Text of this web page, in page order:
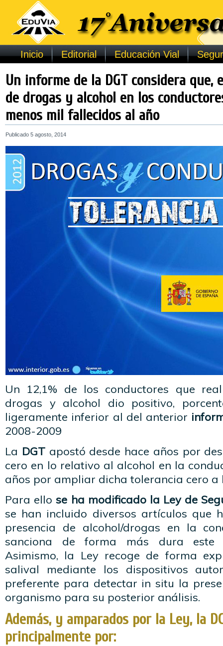
Inicio Editorial Educación Vial
Un informe de la DGT considera que,
de drogas y alcohol en los
menos mil fallecidos al año
Publicado 5 agosto, 2014
Un 12,1% de los conductores que
drogas y alcohol dio positivo,
ligeramente inferior al del anterior
2008-2009
La DGT apostó desde hace años por
cero en lo relativo al alcohol en la
años por ampliar dicha tolerancia cero a
Para ellose ha modificado la Ley de
se han incluido diversos artículos que
presencia de alcohol/drogas en la
sanciona de forma más dura este
Asimismo, la Ley recoge de forma
salival mediante los dispositivos
preferente para detectar in situ la
organismo para su posterior análisis.
Además, y amparados por la Ley, la
principalmente por: